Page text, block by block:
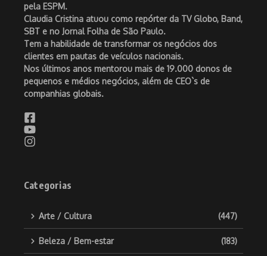
pela ESPM.
Claudia Cristina atuou como repórter da TV Globo, Band,
SBT e no Jornal Folha de São Paulo.
Tem a habilidade de transformar os negócios dos
clientes em pautas de veículos nacionais.
Nos últimos anos mentorou mais de 19.000 donos de
pequenos e médios negócios, além de CEO`s de
companhias globais.
Categorias
Arte / Cultura (447)
Beleza / Bem-estar (183)